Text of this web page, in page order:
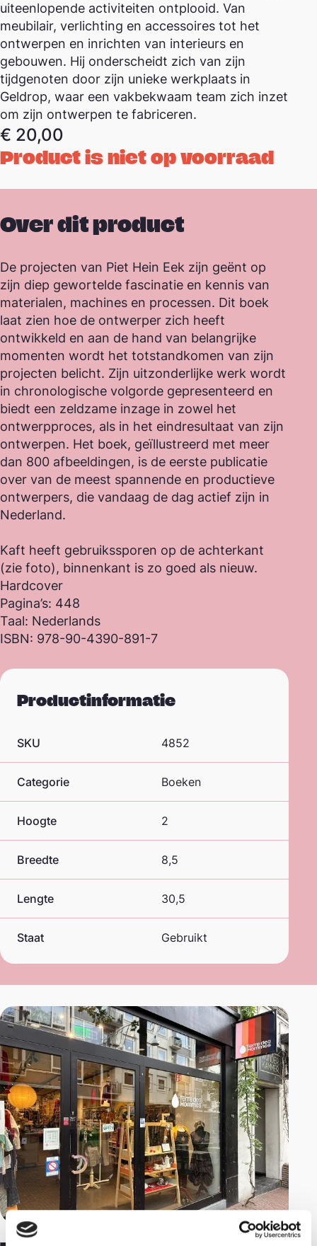
uiteenlopende activiteiten ontplooid. Van
meubilair, verlichting en accessoires tot het
ontwerpen en inrichten van interieurs en
gebouwen. Hij onderscheidt zich van zijn
tijdgenoten door zijn unieke werkplaats in
Geldrop, waar een vakbekwaam team zich inzet
om zijn ontwerpen te fabriceren.
€ 20,00
Product is niet op voorraad
Over dit product
De projecten van Piet Hein Eek zijn geënt op
zijn diep gewortelde fascinatie en kennis van
materialen, machines en processen. Dit boek
laat zien hoe de ontwerper zich heeft
ontwikkeld en aan de hand van belangrijke
momenten wordt het totstandkomen van zijn
projecten belicht. Zijn uitzonderlijke werk wordt
in chronologische volgorde gepresenteerd en
biedt een zeldzame inzage in zowel het
ontwerpproces, als in het eindresultaat van zijn
ontwerpen. Het boek, geïllustreerd met meer
dan 800 afbeeldingen, is de eerste publicatie
over van de meest spannende en productieve
ontwerpers, die vandaag de dag actief zijn in
Nederland.
Kaft heeft gebruikssporen op de achterkant
(zie foto), binnenkant is zo goed als nieuw.
Hardcover
Pagina’s: 448
Taal: Nederlands
ISBN: 978-90-4390-891-7
Productinformatie
SKU 4852
Categorie Boeken
Hoogte 2
Breedte 8,5
Lengte 30,5
Staat Gebruikt